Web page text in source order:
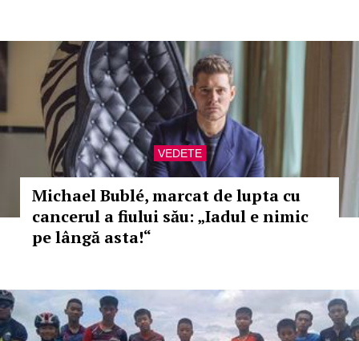
VEDETE
Michael Bublé, marcat de lupta cu
cancerul a fiului său: „Iadul e nimic
pe lângă asta!“